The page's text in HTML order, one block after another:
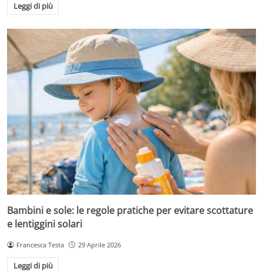
Leggi di più
Bambini e sole: le regole pratiche per evitare scottature
e lentiggini solari
Francesca Testa 29 Aprile 2026
Leggi di più